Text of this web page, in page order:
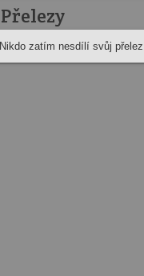
Přelezy
Nikdo zatím nesdílí svůj přelez.